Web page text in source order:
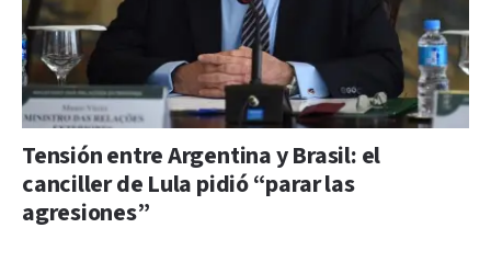
Tensión entre Argentina y Brasil: el
canciller de Lula pidió “parar las
agresiones”